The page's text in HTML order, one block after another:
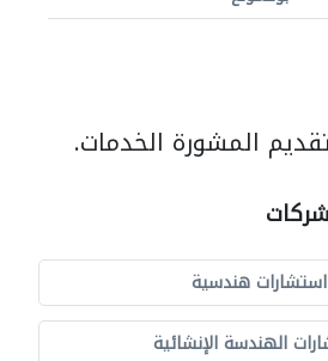
المشورة الخدمات.
استشارات هندسية
الهندسة الإنشائية